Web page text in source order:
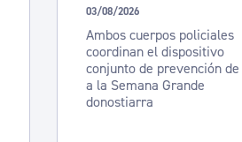
Administración municipal
Tablón de anuncios oficiales
03/08/2026
Ambos cuerpos policiales
coordinan el dispositivo
conjunto de prevención
a la Semana Grande
donostiarra